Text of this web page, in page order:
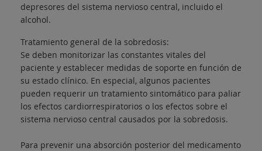
depresores del sistema nervioso central, incluido el
alcohol.
Tratamiento general de la sobredosis:
Se deben monitorizar las constantes vitales del
paciente y establecer medidas de soporte en función de
su estado clínico. En especial, algunos pacientes
pueden requerir un tratamiento sintomático para paliar
los efectos cardiorrespiratorios o los efectos sobre el
sistema nervioso central causados por la sobredosis.
Para prevenir una absorción posterior del medicamento